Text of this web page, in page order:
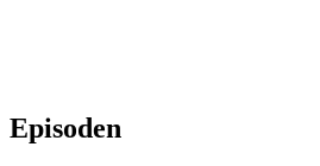
Episoden